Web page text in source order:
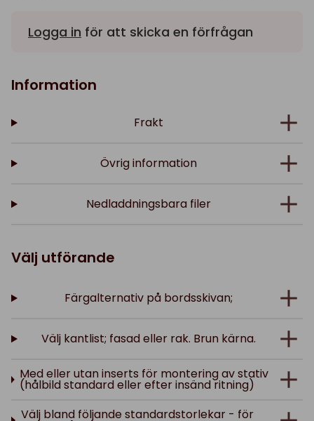
Logga in för att skicka en förfrågan
Information
Frakt
Övrig information
Nedladdningsbara filer
Välj utförande
Färgalternativ på bordsskivan;
Välj kantlist; fasad eller rak. Brun kärna.
Med eller utan inserts för montering av stativ
(hålbild standard eller efter insänd ritning)
Välj bland följande standardstorlekar - för